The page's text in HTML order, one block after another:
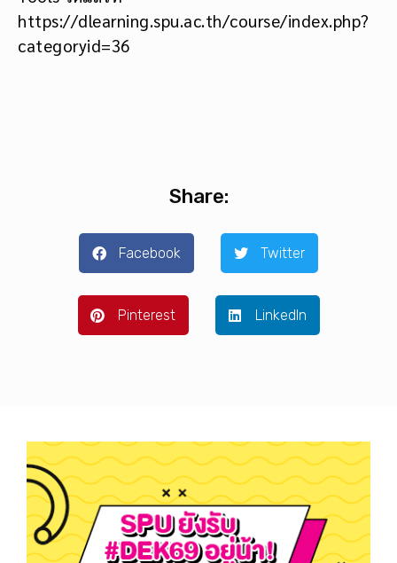
https://dlearning.spu.ac.th/course/index.php?
categoryid=36
Share:
Facebook Twitter
Pinterest LinkedIn